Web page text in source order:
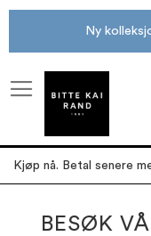
Ny
Kjøp nå. Betal senere
BESØK